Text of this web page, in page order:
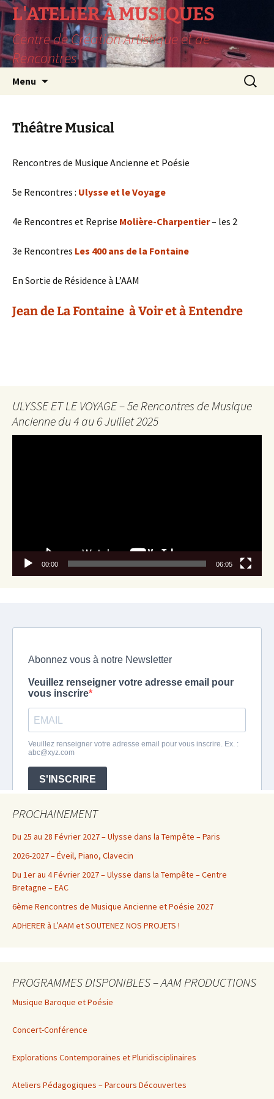
L'ATELIER À MUSIQUES
Centre de Création Artistique et de
Rencontres
Menu
Théâtre Musical
Rencontres de Musique Ancienne et Poésie
5e Rencontres : Ulysse et le Voyage
4e Rencontres et Reprise Molière-Charpentier– les 2
3e Rencontres Les 400 ans de la Fontaine
En Sortie de Résidence à L’AAM
Jean de La Fontaine à Voir et à Entendre
ULYSSE ET LE VOYAGE – 5e Rencontres de Musique
Ancienne du 4 au 6 Juillet 2025
00:00 06:05
PROCHAINEMENT
Du 25 au 28 Février 2027 – Ulysse dans la Tempête – Paris
2026-2027 – Éveil, Piano, Clavecin
Du 1er au 4 Février 2027 – Ulysse dans la Tempête – Centre
Bretagne – EAC
6ème Rencontres de Musique Ancienne et Poésie 2027
ADHERER à L’AAM et SOUTENEZ NOS PROJETS !
PROGRAMMES DISPONIBLES – AAM PRODUCTIONS
Musique Baroque et Poésie
Concert-Conférence
Explorations Contemporaines et Pluridisciplinaires
Ateliers Pédagogiques – Parcours Découvertes